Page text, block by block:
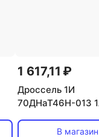
1 617,11 ₽
Дроссель 1И
70ДНаТ46Н-013
УХЛ2 - GALAD,
В магазин